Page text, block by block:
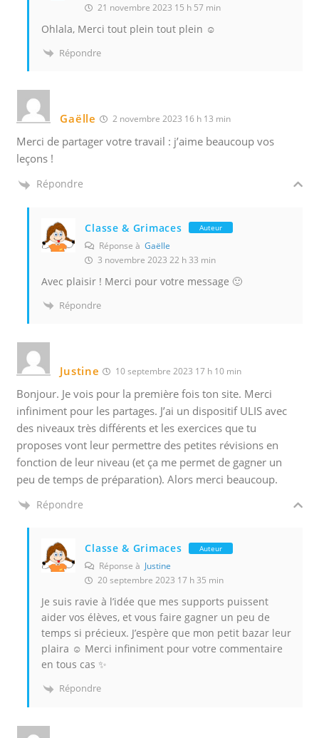
21 novembre 2023 15 h 57 min
Ohlala, Merci tout plein tout plein ☺️
Répondre
Gaëlle 2 novembre 2023 16 h 13 min
Merci de partager votre travail : j’aime beaucoup vos
leçons !
Répondre
Classe & Grimaces Auteur
Réponse àGaëlle
3 novembre 2023 22 h 33 min
Avec plaisir ! Merci pour votre message 🙂
Répondre
Justine 10 septembre 2023 17 h 10 min
Bonjour. Je vois pour la première fois ton site. Merci
infiniment pour les partages. J’ai un dispositif ULIS avec
des niveaux très différents et les exercices que tu
proposes vont leur permettre des petites révisions en
fonction de leur niveau (et ça me permet de gagner un
peu de temps de préparation). Alors merci beaucoup.
Répondre
Classe & Grimaces Auteur
Réponse à Justine
20 septembre 2023 17 h 35 min
Je suis ravie à l’idée que mes supports puissent
aider vos élèves, et vous faire gagner un peu de
temps si précieux. J’espère que mon petit bazar leur
plaira ☺️ Merci infiniment pour votre commentaire
en tous cas ✨
Répondre